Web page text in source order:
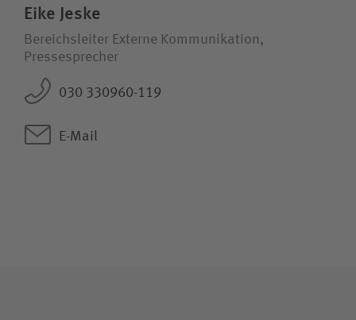
Eike Jeske
Bereichsleiter Externe Kommunikation,
Pressesprecher
030 330960-119
E-Mail